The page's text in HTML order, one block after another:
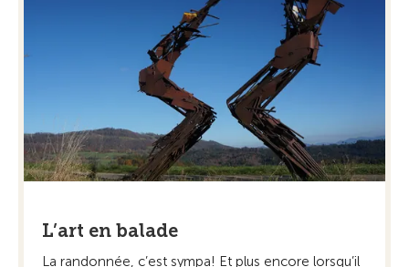
L’art en balade
La randonnée, c’est sympa! Et plus encore ­lorsqu’il